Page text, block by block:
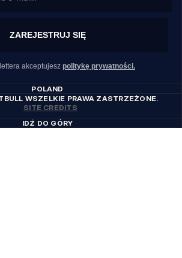
ZAREJESTRUJ SIĘ
akceptujesz politykę prywatności.
POLAND
WSZELKIE PRAWA ZASTRZEŻONE.
SITE CREDITS
IDŹ DO GÓRY